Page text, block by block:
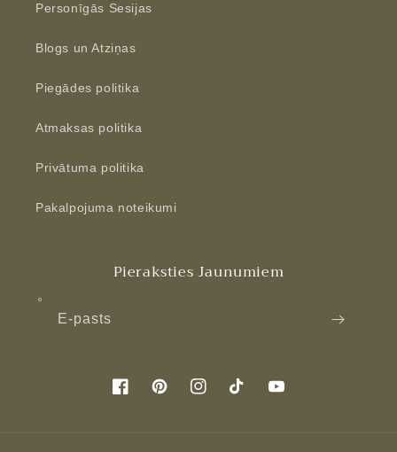
Personīgās Sesijas
Blogs un Atziņas
Piegādes politika
Atmaksas politika
Privātuma politika
Pakalpojuma noteikumi
Pieraksties Jaunumiem
E-pasts
FacebookPinterestInstagramTikTok YouTube